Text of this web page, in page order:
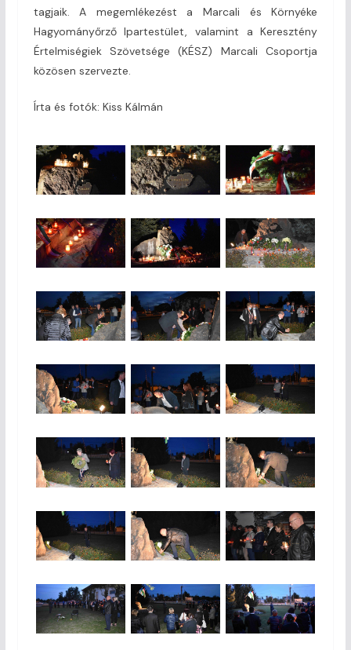
tagjaik. A megemlékezést a Marcali és Környéke
Hagyományőrző Ipartestület, valamint a Keresztény
Értelmiségiek Szövetsége (KÉSZ) Marcali Csoportja
közösen szervezte.
Írta és fotók: Kiss Kálmán